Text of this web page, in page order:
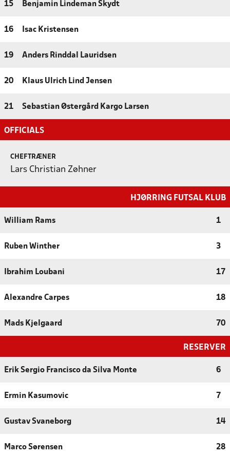
15 Benjamin Lindeman Skydt
16 Isac Kristensen
19 Anders Rinddal Lauridsen
20 Klaus Ulrich Lind Jensen
21 Sebastian Østergård Kargo Larsen
OFFICIALS
CHEFTRÆNER
Lars Christian Zøhner
HJØRRING FUTSAL KLUB
William Rams 1
Ruben Winther 3
Ibrahim Loubani 17
Alexandre Carpes 18
Mads Kjelgaard 70
RESERVER
Erik Sergio Francisco da Silva Monte 6
Ermin Kasumovic 7
Gustav Svaneborg 14
Marco Sørensen 28